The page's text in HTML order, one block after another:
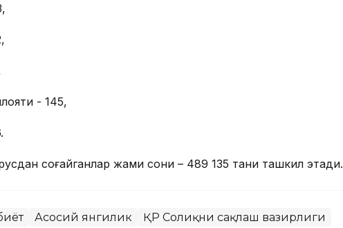
- 145,
соғайганлар жами сони – 489 135 тани ташкил этади.
Асосий янгилик
ҚР Соғлиқни сақлаш вазирлиги